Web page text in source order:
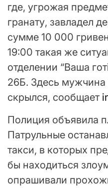
где, угрожая
гранату, завладел
сумме 10 000
19:00 такая же
отделении “Ваша
26Б. Здесь
скрылся, сообщает
Полиция объявила
Патрульные
такси, в которых
бы находиться
опрашивали